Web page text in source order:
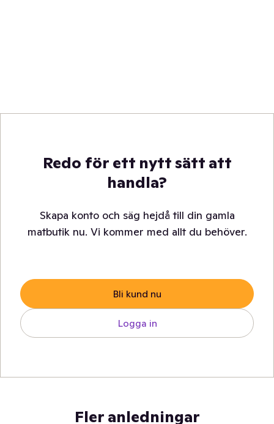
Redo för ett nytt sätt att
handla?
Skapa konto och säg hejdå till din gamla
matbutik nu. Vi kommer med allt du behöver.
Bli kund nu
Logga in
Fler anledningar